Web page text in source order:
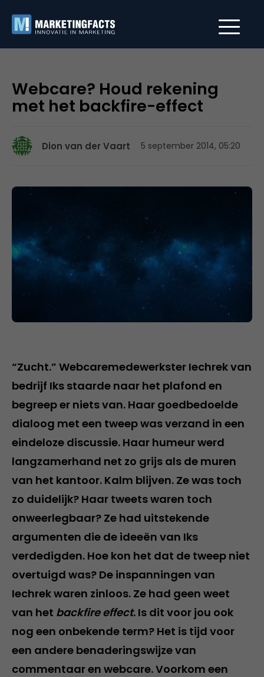
Webcare? Houd rekening
met het backfire-effect
Dion van der Vaart 5 september 2014, 05:20
“Zucht.” Webcaremedewerkster Iechrek van
bedrijf Iks staarde naar het plafond en
begreep er niets van. Haar goedbedoelde
dialoog met een tweep was verzand in een
eindeloze discussie. Haar humeur werd
langzamerhand net zo grijs als de muren
van het kantoor. Kalm blijven. Ze was toch
zo duidelijk? Haar tweets waren toch
onweerlegbaar? Ze had uitstekende
argumenten die de ideeën van Iks
verdedigden. Hoe kon het dat de tweep niet
overtuigd was? De inspanningen van
Iechrek waren zinloos. Ze had geen weet
van het backfire effect. Is dit voor jou ook
nog een onbekende term? Het is tijd voor
een andere benaderingswijze van
commentaar en webcare. Voorkom een